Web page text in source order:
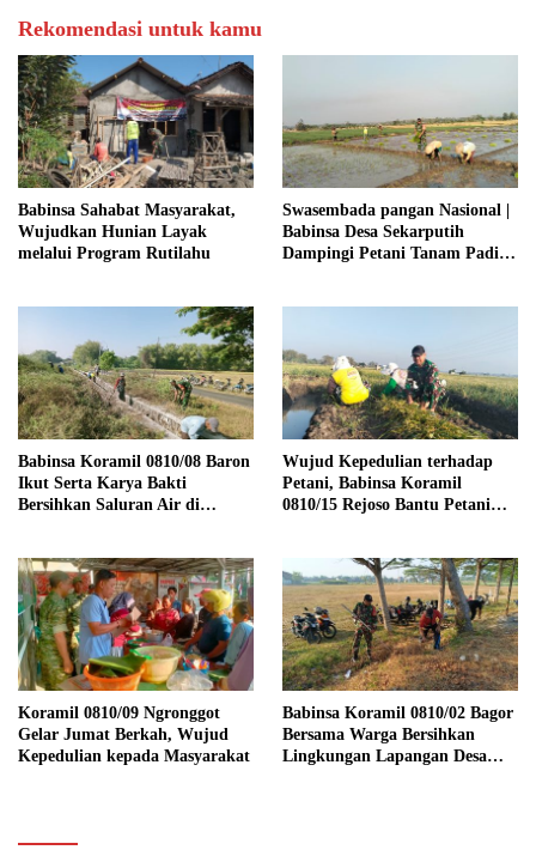
Rekomendasi untuk kamu
Babinsa Sahabat Masyarakat,
Wujudkan Hunian Layak
melalui Program Rutilahu
Swasembada pangan Nasional |
Babinsa Desa Sekarputih
Dampingi Petani Tanam Padi,
Babinsa Koramil 0810/08 Baron
Ikut Serta Karya Bakti
Bersihkan Saluran Air di
Wujud Kepedulian terhadap
Petani, Babinsa Koramil
0810/15 Rejoso Bantu Petani
Koramil 0810/09 Ngronggot
Gelar Jumat Berkah, Wujud
Kepedulian kepada Masyarakat
Babinsa Koramil 0810/02 Bagor
Bersama Warga Bersihkan
Lingkungan Lapangan Desa